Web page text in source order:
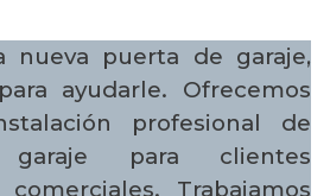
nueva puerta de garaje,
ayudarle. Ofrecemos
profesional de
para clientes
Trabajamos